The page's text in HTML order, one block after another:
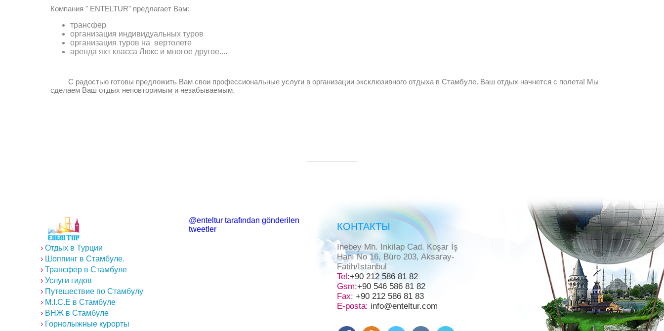
Компания " ENTELTUR" предлагает Вам:
трансфер
организация индивидуальных туров
организация туров на вертолете
аренда яхт класса Люкс и многое другое....
С радостью готовы предложить Вам свои профессиональные услуги в организации эксклюзивного отдыха в Стамбуле. Ваш отдых начнется с полета! Мы
сделаем Ваш отдых неповторимым и незабываемым.
› Отдых в Турции
› Шоппинг в Стамбуле.
› Трансфер в Стамбуле
› Услуги гидов
› Путешествие по Стамбулу
› M.I.C.E в Стамбуле
› ВНЖ в Стамбуле
› Горнолыжные курорты
@enteltur tarafından gönderilen
tweetler
КОНТАКТЫ
Inebey Mh. Inkilap Cad. Koşar İş
Hanı No 16, Büro 203, Aksaray-
Fatih/Istanbul
Tel:+90 212 586 81 82
Gsm:+90 546 586 81 82
Fax: +90 212 586 81 83
E-posta: info@enteltur.com